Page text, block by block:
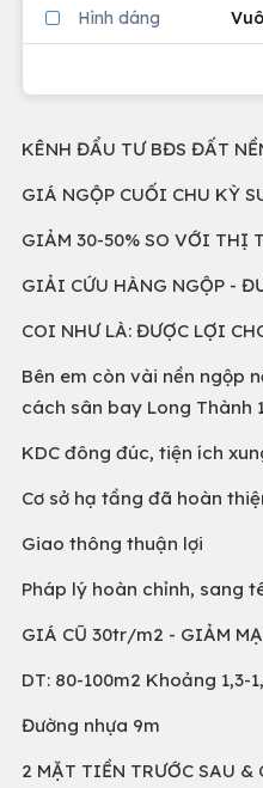
Hình dáng
KÊNH ĐẨU TƯ BĐS ĐẤT
GIÁ NGỘP CUỐI CHU KỲ
GIẢM 30-50% SO VỚI THỊ
GIẢI CỨU HÀNG NGỘP -
COI NHƯ LÀ: ĐƯỢC LỢI
Bên em còn vài nền ngộp
cách sân bay Long Thành
KDC đông đúc, tiện ích
Cơ sở hạ tầng đã hoàn
Giao thông thuận lợi
Pháp lý hoàn chỉnh, sang
GIÁ CŨ 30tr/m2 - GIẢM
DT: 80-100m2 Khoảng 1,3-
Đường nhựa 9m
2 MẶT TIỀN TRƯỚC SAU &